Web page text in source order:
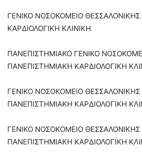
ΓΕΝΙΚΟ ΝΟΣΟΚΟΜΕΙΟ ΘΕΣΣΑΛΟΝΙΚΗΣ
ΚΑΡΔΙΟΛΟΓΙΚΗ ΚΛΙΝΙΚΗ
ΠΑΝΕΠΙΣΤΗΜΙΑΚΟ ΓΕΝΙΚΟ
ΠΑΝΕΠΙΣΤΗΜΙΑΚΗ ΚΑΡΔΙΟΛΟΓΙΚΗ
ΓΕΝΙΚΟ ΝΟΣΟΚΟΜΕΙΟ ΘΕΣΣΑΛΟΝΙΚΗΣ
ΠΑΝΕΠΙΣΤΗΜΙΑΚΗ ΚΑΡΔΙΟΛΟΓΙΚΗ
ΓΕΝΙΚΟ ΝΟΣΟΚΟΜΕΙΟ ΘΕΣΣΑΛΟΝΙΚΗΣ
ΠΑΝΕΠΙΣΤΗΜΙΑΚΗ ΚΑΡΔΙΟΛΟΓΙΚΗ